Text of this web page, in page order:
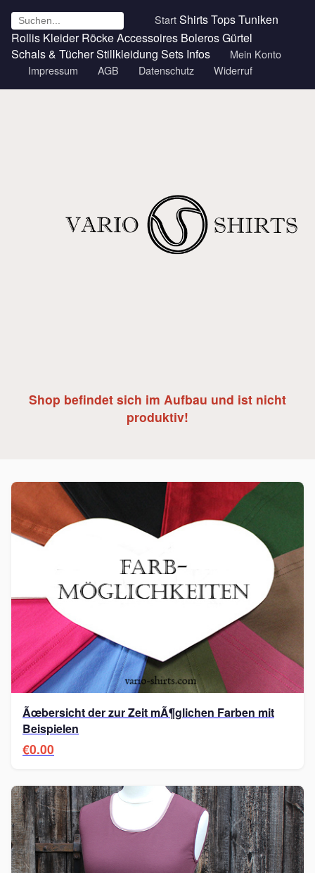
StartShirtsTopsTuniken
Rollis Kleider RöckeAccessoires BolerosGürtel
Schals & TücherStillkleidung Sets Infos
Mein Konto
Impressum
AGB Datenschutz Widerruf
Shop befindet sich im Aufbau und ist nicht
produktiv!
Ãœbersicht der zur Zeit mÃ¶glichen Farben mit
Beispielen
€0.00